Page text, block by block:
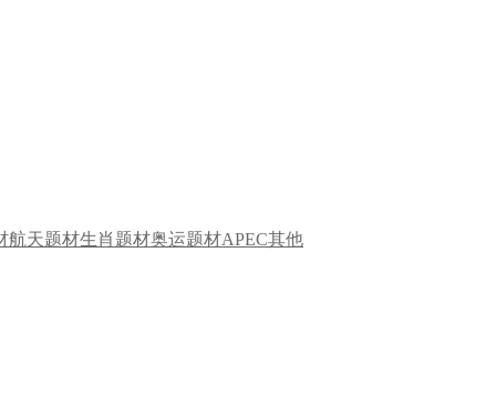
航天题材生肖题材奥运题材APEC其他